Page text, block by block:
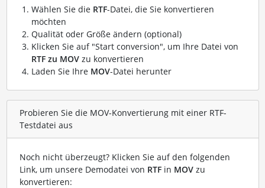
Wählen Sie die RTF-Datei, die Sie konvertieren
möchten
Qualität oder Größe ändern (optional)
Klicken Sie auf "Start conversion", um Ihre Datei von
RTF zu MOVzu konvertieren
Laden Sie Ihre MOV-Datei herunter
Probieren Sie die MOV-Konvertierung mit einer RTF-
Testdatei aus
Noch nicht überzeugt? Klicken Sie auf den folgenden
Link, um unsere Demodatei von RTFin MOVzu
konvertieren: